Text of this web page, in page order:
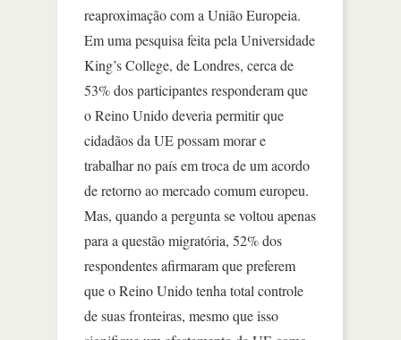
reaproximação com a União Europeia.
Em uma pesquisa feita pela Universidade
King’s College, de Londres, cerca de
53% dos participantes responderam que
o Reino Unido deveria permitir que
cidadãos da UE possam morar e
trabalhar no país em troca de um acordo
de retorno ao mercado comum europeu.
Mas, quando a pergunta se voltou apenas
para a questão migratória, 52% dos
respondentes afirmaram que preferem
que o Reino Unido tenha total controle
de suas fronteiras, mesmo que isso